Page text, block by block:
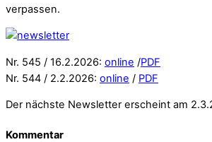
verpassen.
Nr. 545 / 16.2.2026: online /PDF
Nr. 544 / 2.2.2026: online / PDF
Der nächste Newsletter erscheint am
Kommentar